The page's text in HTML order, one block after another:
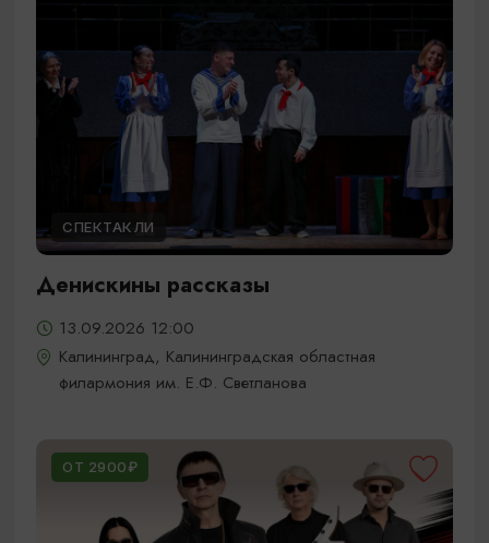
СПЕКТАКЛИ
Денискины рассказы
13.09.2026 12:00
Калининград, Калининградская областная
филармония им. Е.Ф. Светланова
ОТ 2900₽